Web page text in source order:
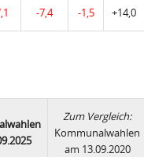
-7,4 -1,5 +14,0
Zum Vergleich:
Kommunalwahlen
am 13.09.2020